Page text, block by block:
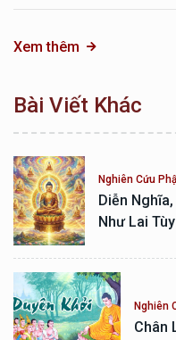
Xem thêm
Bài Viết Khác
Nghiên Cứu
Diễn
Như Lai
Nghiên
Chân